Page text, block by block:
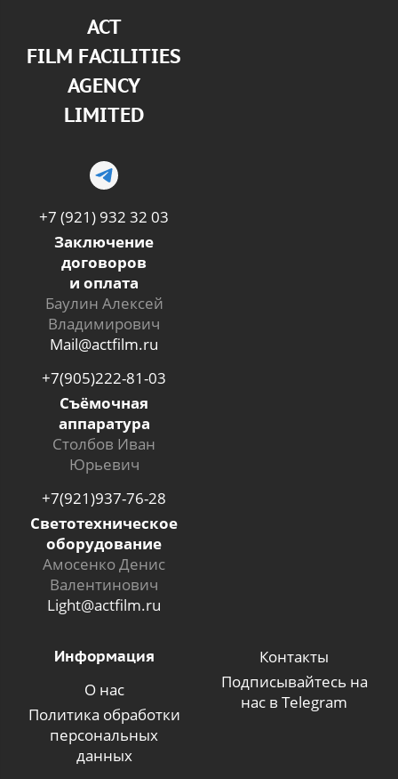
АСТ
FILM FACILITIES
AGENCY
LIMITED
+7 (921) 932 32 03
Заключение
договоров
и оплата
Баулин Алексей
Владимирович
Mail@actfilm.ru
+7(905)222-81-03
Съёмочная
аппаратура
Столбов Иван
Юрьевич
+7(921)937-76-28
Светотехническое
оборудование
Амосенко Денис
Валентинович
Light@actfilm.ru
Информация
О нас
Политика обработки
персональных
данных
Контакты
Подписывайтесь на
нас в Telegram